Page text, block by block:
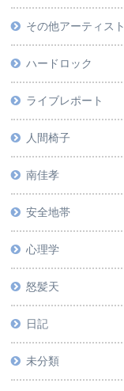
その他アーティスト
ハードロック
ライブレポート
人間椅子
南佳孝
安全地帯
心理学
怒髪天
日記
未分類